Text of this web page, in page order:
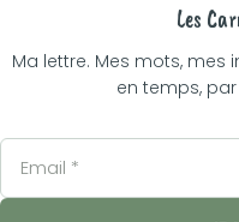
Les
Ma lettre. Mes mots, mes
en temps,